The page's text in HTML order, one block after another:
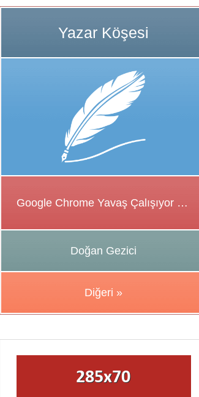
Google Chrome Yavaş Çalışıyor Sorunu için Çözüm Önerileri
Doğan Gezici
Diğeri »